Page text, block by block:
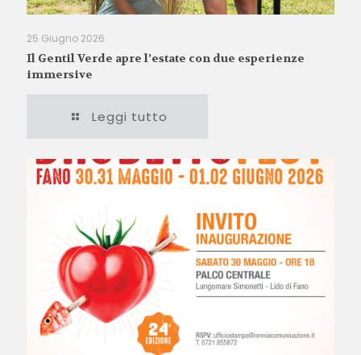
25 Giugno 2026
Il Gentil Verde apre l’estate con due esperienze
immersive
Leggi tutto